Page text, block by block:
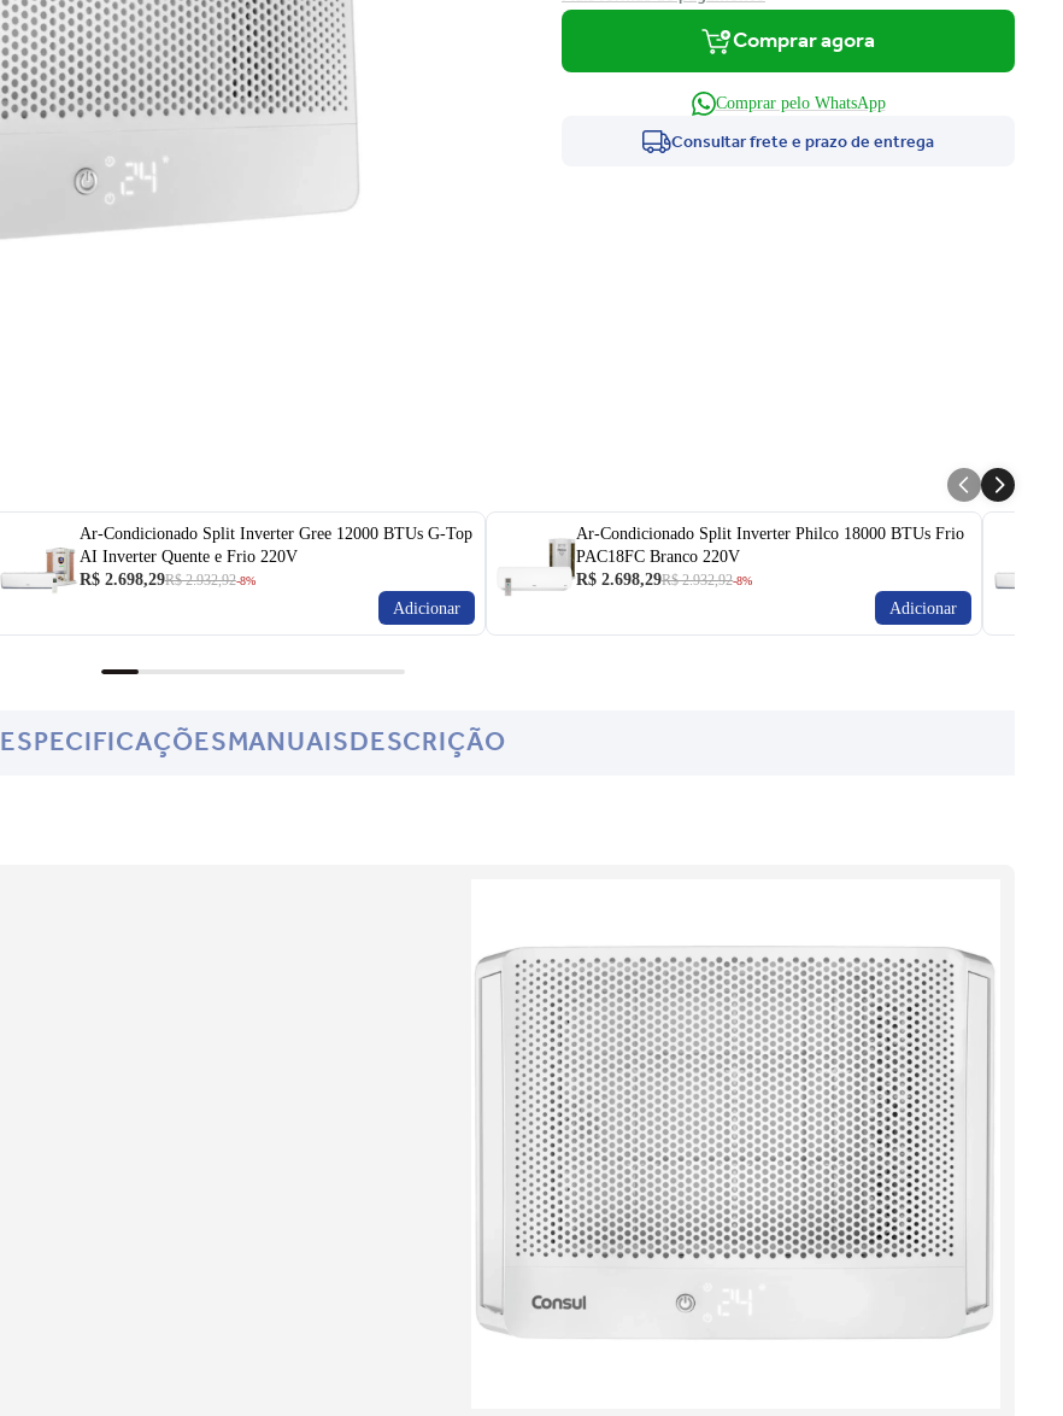
Comprar agora
Comprar pelo WhatsApp
Consultar frete e prazo de entrega
Ar-Condicionado Split Inverter Gree 12000 BTUs G-Top
AI Inverter Quente e Frio 220V
R$ 2.698,29R$ 2.932,92-8%
Adicionar
Ar-Condicionado Split Inverter Philco 18000 BTUs Frio
PAC18FC Branco 220V
R$ 2.698,29R$ 2.932,92-8%
Adicionar
ESPECIFICAÇÕESMANUAISDESCRIÇÃO